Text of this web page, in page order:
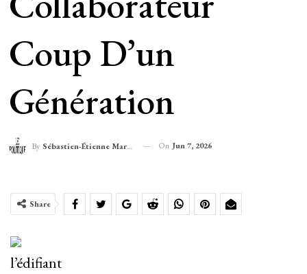
Coup D’un
Génération
By Sébastien-Étienne Marechal On Jun 7, 2026
Share
l’édifiant